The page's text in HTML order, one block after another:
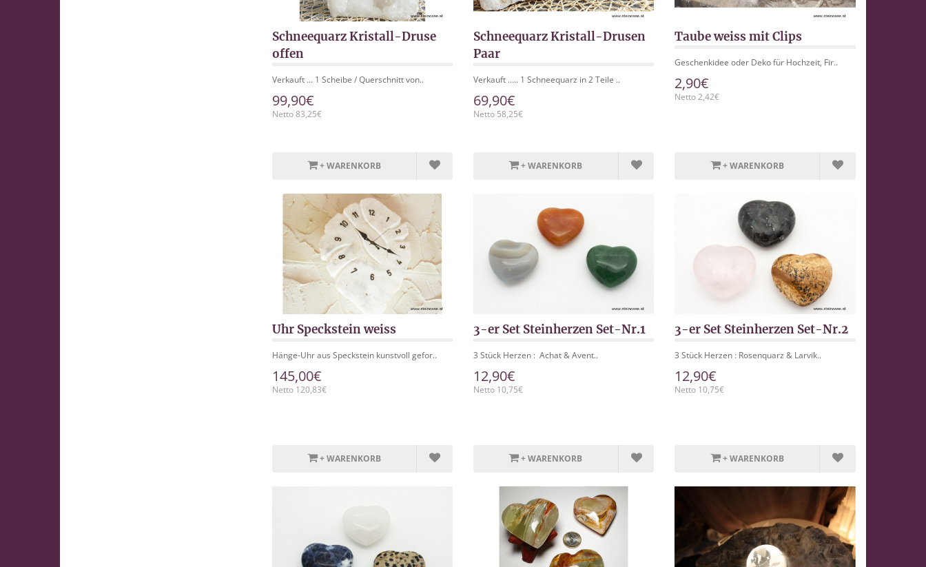
Schneequarz Kristall-Druse
offen
Verkauft ... 1 Scheibe / Querschnitt von..
99,90€
Netto 83,25€
+ WARENKORB
Schneequarz Kristall-Drusen
Paar
Verkauft ..... 1 Schneequarz in 2 Teile ..
69,90€
Netto 58,25€
+ WARENKORB
Taube weiss mit Clips
Geschenkidee oder Deko für Hochzeit, Fir..
2,90€
Netto 2,42€
+ WARENKORB
Uhr Speckstein weiss
Hänge-Uhr aus Speckstein kunstvoll gefor..
145,00€
Netto 120,83€
+ WARENKORB
3-er Set Steinherzen Set-Nr.1
3 Stück Herzen : Achat & Avent..
12,90€
Netto 10,75€
+ WARENKORB
3-er Set Steinherzen Set-Nr.2
3 Stück Herzen : Rosenquarz & Larvik..
12,90€
Netto 10,75€
+ WARENKORB